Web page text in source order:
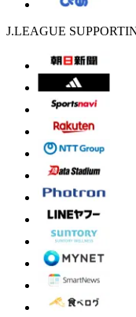
J.LEAGUE